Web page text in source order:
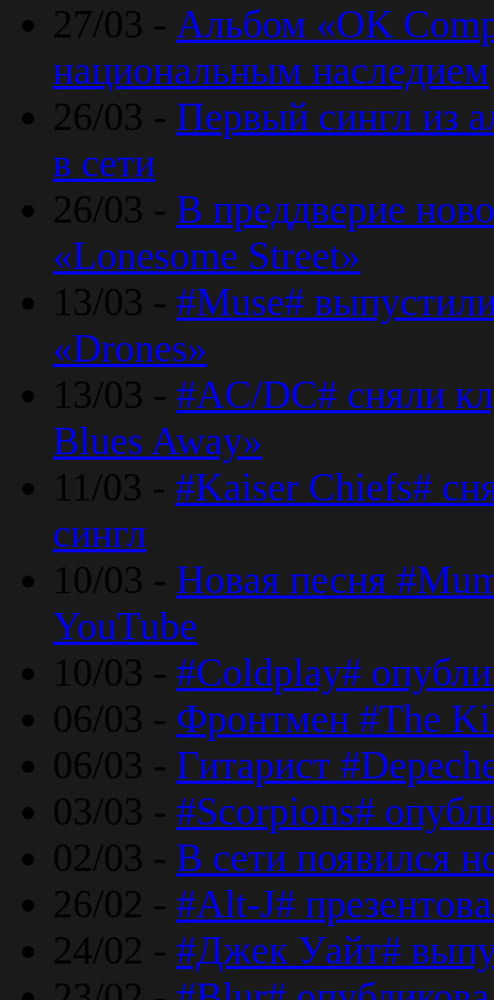
27/03 - Альбом «OK
национальным наследием
26/03 - Первый сингл из
в сети
26/03 - В преддверие
«Lonesome Street»
13/03 - #Muse#
«Drones»
13/03 - #AC/DC# сняли
Blues Away»
11/03 - #Kaiser Chiefs#
сингл
10/03 - Новая песня
YouTube
10/03 - #Coldplay#
06/03 - Фронтмен #The
06/03 - Гитарист
03/03 - #Scorpions#
02/03 - В сети появился
26/02 - #Alt-J#
24/02 - #Джек Уайт#